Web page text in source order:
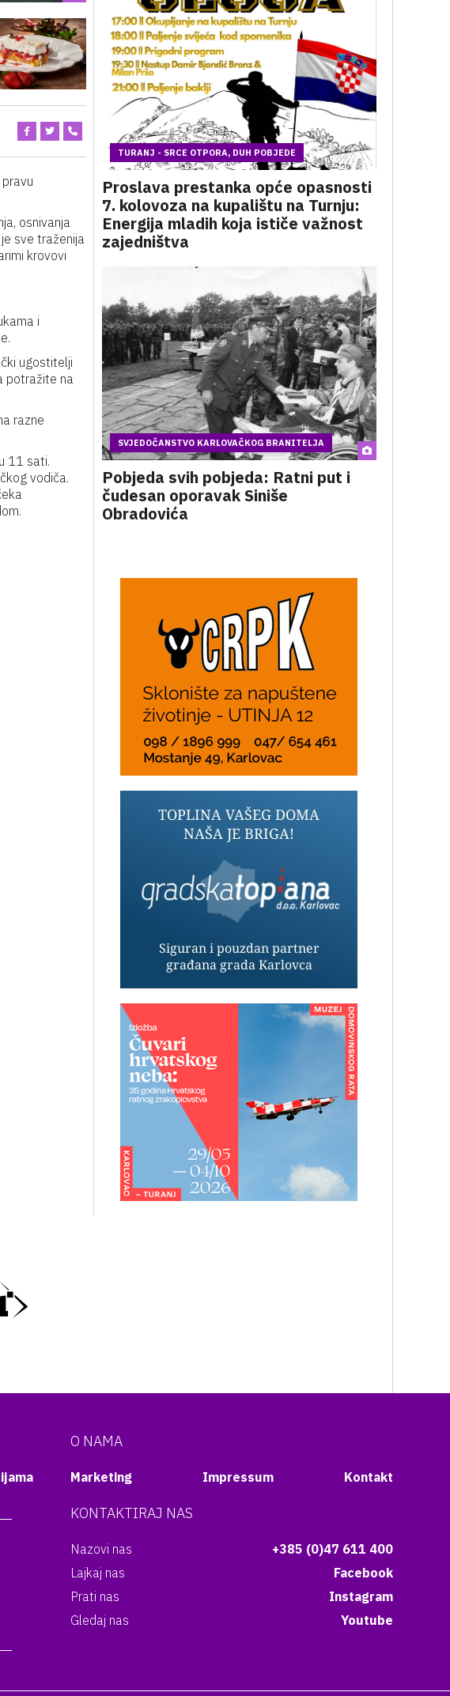
osnivanja
sve traženija
krovovi
i
ugostitelji
potražite na
razne
11 sati.
vodiča.
TURANJ - SRCE OTPORA, DUH POBJEDE
Proslava prestanka opće opasnosti
7. kolovoza na kupalištu na Turnju:
Energija mladih koja ističe važnost
zajedništva
SVJEDOČANSTVO KARLOVAČKOG BRANITELJA
Pobjeda svih pobjeda: Ratni put i
čudesan oporavak Siniše
Obradovića
O NAMA
Marketing Impressum Kontakt
KONTAKTIRAJ NAS
Nazovi nas
+385 (0)47 611 400
Lajkaj nas
Facebook
Prati nas
Instagram
Gledaj nas
Youtube